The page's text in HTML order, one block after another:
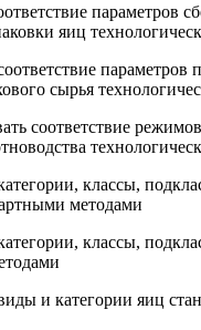
параметров
яиц
параметров
сырья
соответствие
классы,
методами
классы,
и категории яиц